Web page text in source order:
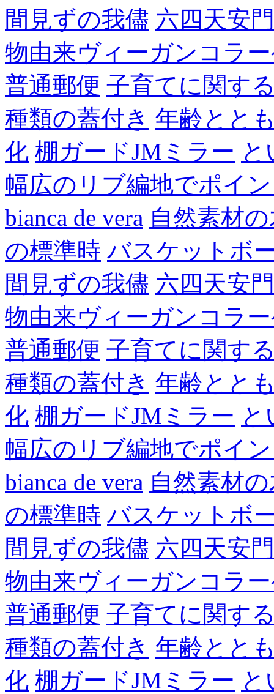
間見ずの我儘 六四天安門
物由来ヴィーガンコラ
普通郵便 子育てに関す
種類の蓋付き 年齢とと
化 棚ガードJMミラー
幅広のリブ編地でポイ
bianca de vera 自然素材
の標準時 バスケットボ
間見ずの我儘 六四天安門
物由来ヴィーガンコラ
普通郵便 子育てに関す
種類の蓋付き 年齢とと
化 棚ガードJMミラー
幅広のリブ編地でポイ
bianca de vera 自然素材
の標準時 バスケットボ
間見ずの我儘 六四天安門
物由来ヴィーガンコラ
普通郵便 子育てに関す
種類の蓋付き 年齢とと
化 棚ガードJMミラー